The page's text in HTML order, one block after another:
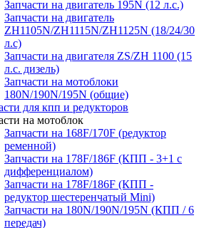
Запчасти на двигатель 195N (12 л.с.)
Запчасти на двигатель
ZH1105N/ZH1115N/ZH1125N (18/24/30
л.с)
Запчасти на двигателя ZS/ZH 1100 (15
л.с. дизель)
Запчасти на мотоблоки
180N/190N/195N (общие)
для кпп и редукторов
на мотоблок
Запчасти на 168F/170F (редуктор
ременной)
Запчасти на 178F/186F (КПП - 3+1 с
дифференциалом)
Запчасти на 178F/186F (КПП -
редуктор шестеренчатый Mini)
Запчасти на 180N/190N/195N (КПП / 6
передач)